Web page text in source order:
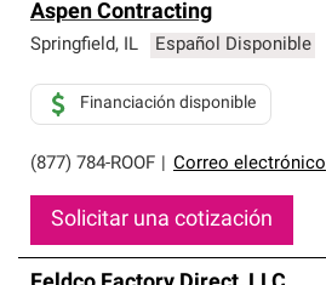
Aspen Contracting
Springfield, IL Español Disponible
(877) 784-ROOF Correo electrónico
Financiación disponible
Solicitar una cotización